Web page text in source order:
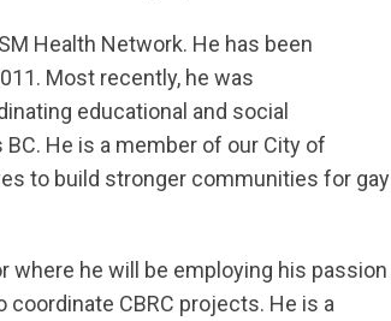
Health Network. He has been
Most recently, he was
educational and social
He is a member of our City of
to build stronger communities for gay
where he will be employing his passion
CBRC projects. He is a